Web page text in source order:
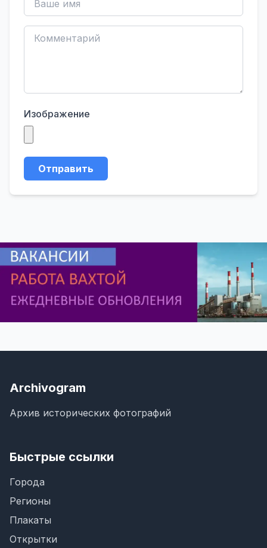
Изображение
Отправить
Archivogram
Архив исторических фотографий
Быстрые ссылки
Города
Регионы
Плакаты
Открытки